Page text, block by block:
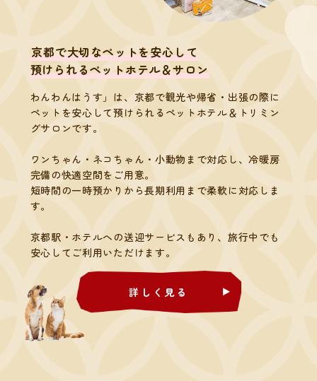
京都で大切なペットを安心して
​​​​​​​預けられるペットホテル＆サロン
わんわんはうす」は、京都で観光や帰省・出張の際に
ペットを安心して預けられるペットホテル＆トリミン
グサロンです。
ワンちゃん・ネコちゃん・小動物まで対応し、冷暖房
完備の快適空間をご用意。
短時間の一時預かりから長期利用まで柔軟に対応しま
す。
京都駅・ホテルへの送迎サービスもあり、旅行中でも
安心してご利用いただけます。
詳しく見る